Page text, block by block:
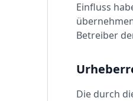
Einfluss
Betreiber
Die durch